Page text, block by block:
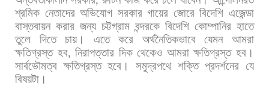
শ্রমিক নেতাদের অভিযোগ সরকার গায়ের জোরে বিদেশি এজেন্ডা
বাস্তবায়ন করার জন্য চট্টগ্রাম বন্দরকে বিদেশি কোম্পানির হাতে
তুলে
দিতে চায়। এতে করে অর্থনৈতিকভাবে যেমন
আমরা
ক্ষতিগ্রস্ত হব,নিরাপত্তার দিক থেকেও আমরা ক্ষতিগ্রস্ত হব।
সার্বভৌমত্ব ক্ষতিগ্রস্ত হবে। সমুদ্রপথে শক্তি প্রদর্শনের যে
বিষয়টা।